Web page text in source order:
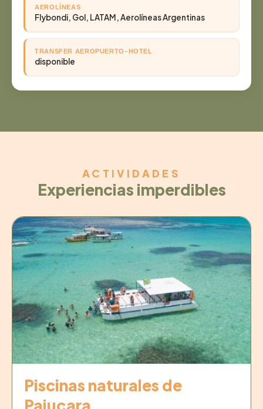
AEROLÍNEAS
Flybondi, Gol, LATAM, Aerolíneas Argentinas
TRANSFER AEROPUERTO–HOTEL
disponible
ACTIVIDADES
Experiencias imperdibles
Piscinas naturales de